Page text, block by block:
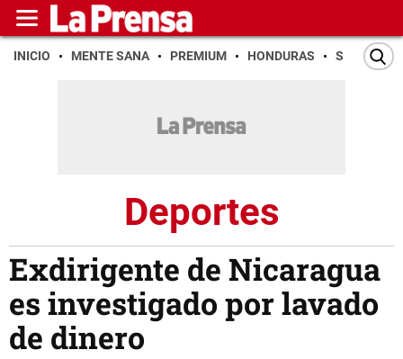
INICIO MENTE SANA PREMIUM HONDURAS SAN PEDRO
Deportes
Exdirigente de Nicaragua
es investigado por lavado
de dinero